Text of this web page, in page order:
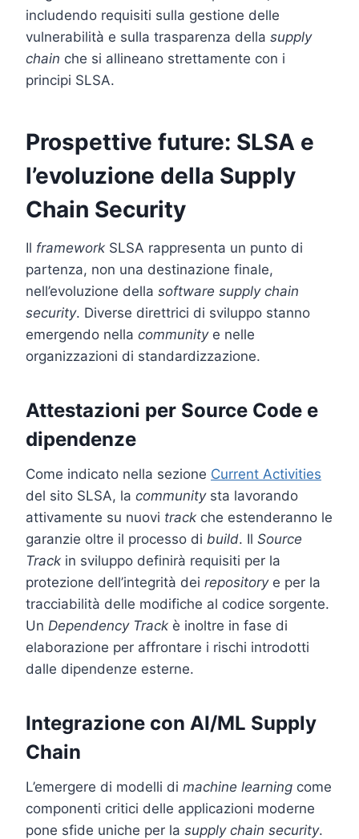
includendo requisiti sulla gestione delle
vulnerabilità e sulla trasparenza della supply
chain che si allineano strettamente con i
principi SLSA.
Prospettive future: SLSA e
l’evoluzione della Supply
Chain Security
Il framework SLSA rappresenta un punto di
partenza, non una destinazione finale,
nell’evoluzione della software supply chain
security. Diverse direttrici di sviluppo stanno
emergendo nella communitye nelle
organizzazioni di standardizzazione.
Attestazioni per Source Code e
dipendenze
Come indicato nella sezione Current Activities
del sito SLSA, la communitysta lavorando
attivamente su nuovi track che estenderanno le
garanzie oltre il processo di build. Il Source
Track in sviluppo definirà requisiti per la
protezione dell’integrità dei repositorye per la
tracciabilità delle modifiche al codice sorgente.
Un Dependency Track è inoltre in fase di
elaborazione per affrontare i rischi introdotti
dalle dipendenze esterne.
Integrazione con AI/ML Supply
Chain
L’emergere di modelli di machine learning come
componenti critici delle applicazioni moderne
pone sfide uniche per la supply chain security.